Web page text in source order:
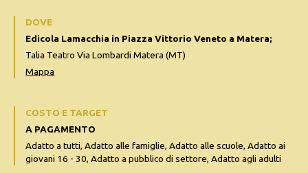
DOVE
Edicola Lamacchia in Piazza Vittorio Veneto a Matera;
Talia Teatro Via Lombardi Matera (MT)
Mappa
COSTO E TARGET
A PAGAMENTO
Adatto a tutti, Adatto alle famiglie, Adatto alle scuole, Adatto ai
giovani 16 - 30, Adatto a pubblico di settore, Adatto agli adulti